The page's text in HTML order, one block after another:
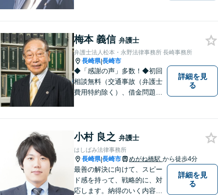
梅本 義信 弁護士
弁護士法人松本・永野法律事務所 長崎事務所
長崎県|長崎市
◆「感謝の声」多数！◆初回
相談無料（交通事故（弁護士
費用特約除く）、借金問題、
～7年合計）
詳細を見
る
小村 良之 弁護士
はしばみ法律事務所
長崎県|長崎市 めがね橋駅 から徒歩4分
最善の解決に向けて、スピー
ド感を持って、戦略的に、対
応します。納得のいく内容と
詳細を見
る